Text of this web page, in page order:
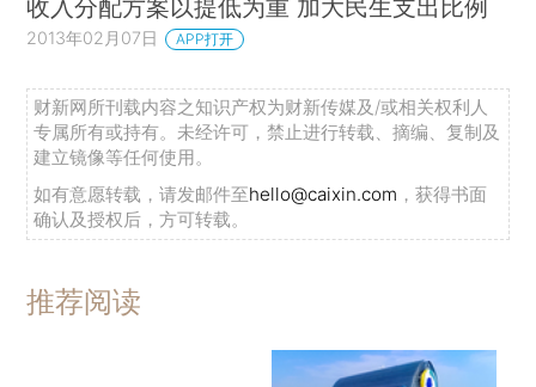
收入分配方案以提低为重 加大民生支出比例
2013年02月07日 APP打开
财新网所刊载内容之知识产权为财新传媒及/或相关权利人
专属所有或持有。未经许可，禁止进行转载、摘编、复制及
建立镜像等任何使用。
如有意愿转载，请发邮件至hello@caixin.com ，获得书面
确认及授权后，方可转载。
推荐阅读